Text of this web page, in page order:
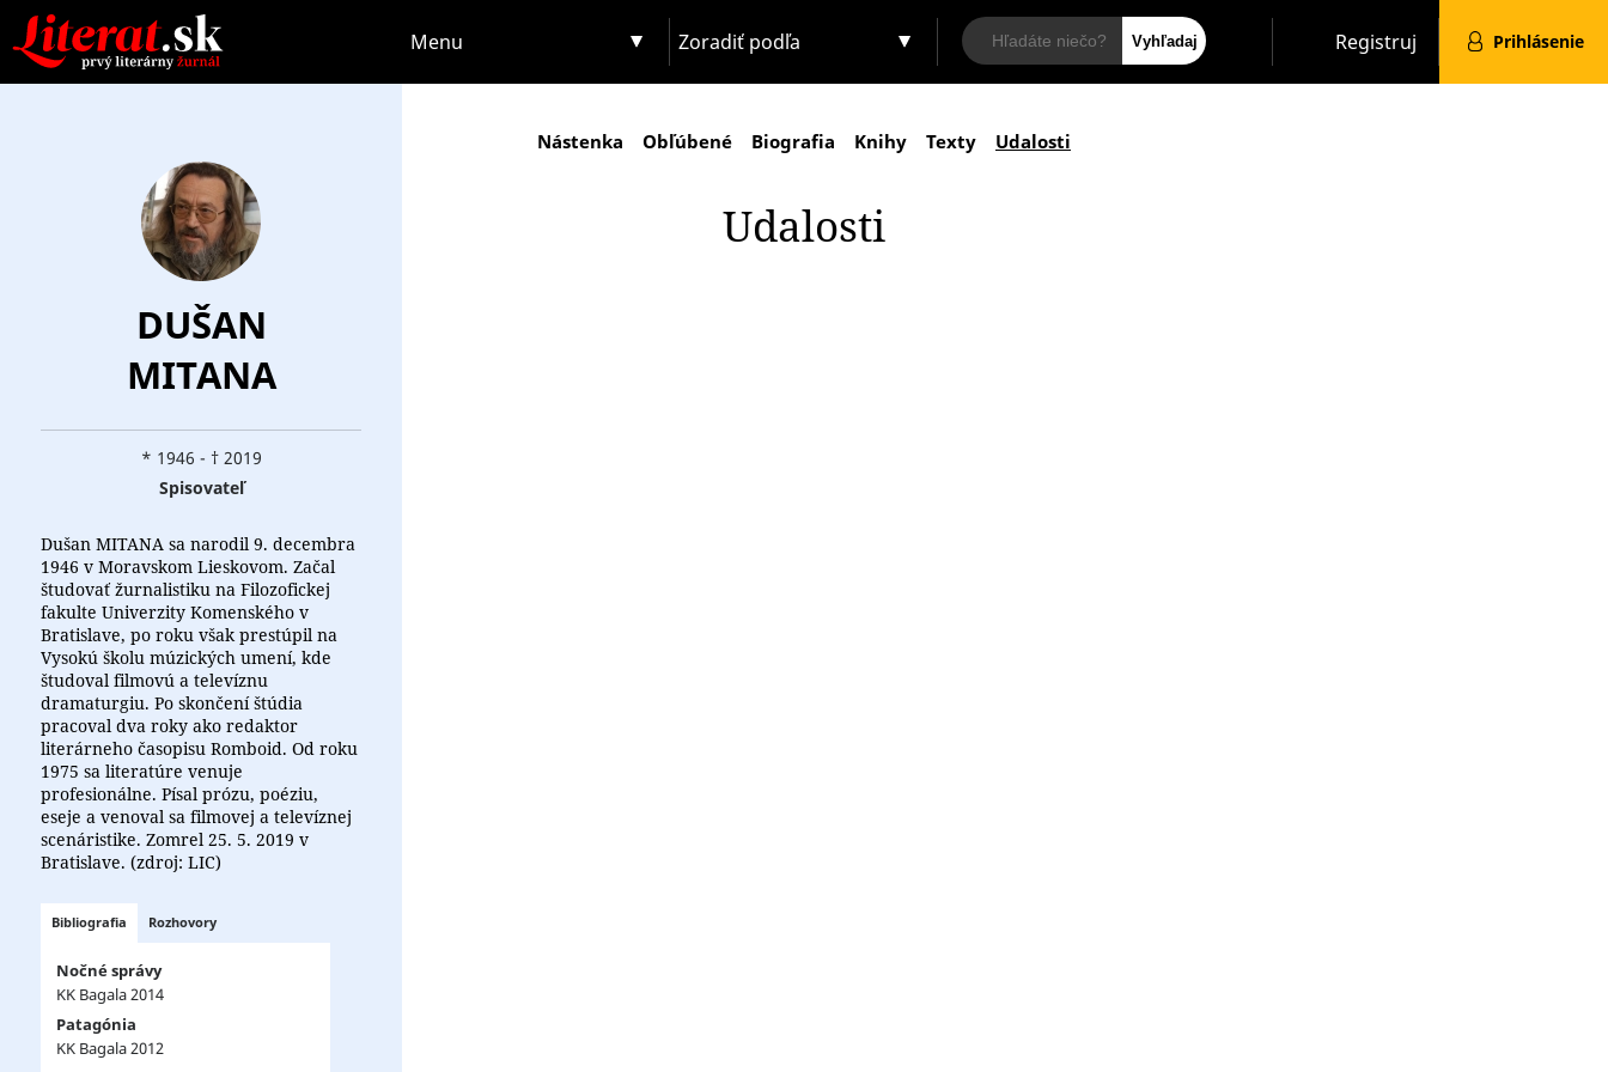
Menu Zoradiť podľa Hľadať Registruj Prihlásenie
DUŠAN
MITANA
* 1946 - † 2019
Spisovateľ
Dušan MITANA sa narodil 9. decembra
1946 v Moravskom Lieskovom. Začal
študovať žurnalistiku na Filozofickej
fakulte Univerzity Komenského v
Bratislave, po roku však prestúpil na
Vysokú školu múzických umení, kde
študoval filmovú a televíznu
dramaturgiu. Po skončení štúdia
pracoval dva roky ako redaktor
literárneho časopisu Romboid. Od roku
1975 sa literatúre venuje
profesionálne. Písal prózu, poéziu,
eseje a venoval sa filmovej a televíznej
scenáristike. Zomrel 25. 5. 2019 v
Bratislave. (zdroj: LIC)
Bibliografia Rozhovory
Nočné správy
KK Bagala 2014
Patagónia
KK Bagala 2012
Nástenka Obľúbené Biografia Knihy Texty Udalosti
Udalosti